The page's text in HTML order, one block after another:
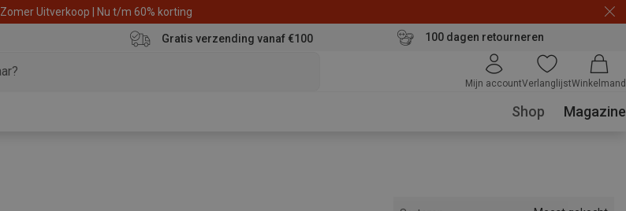
Zomer Uitverkoop | Nu t/m 60% korting
Gratis verzending vanaf €100 100 dagen retourneren
Mijn accountVerlanglijstWinkelmand
Shop Magazine